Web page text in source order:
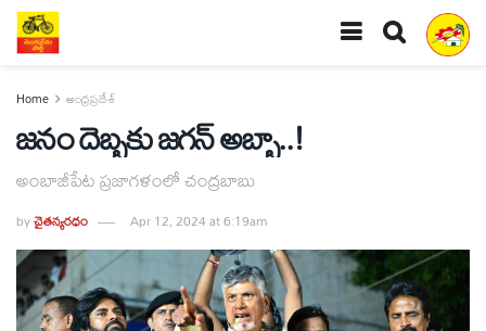
Home ఆంధ్రప్రదేశ్
జనం దెబ్బకు జగన్‌ అబ్బా..!
అంబాజీపేట ప్రజాగళంలో చంద్రబాబు
byచైతన్యరధం Apr 12, 2024 at 6:19am